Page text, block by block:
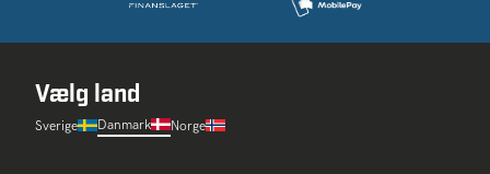
Vælg land
Sverige Danmark Norge